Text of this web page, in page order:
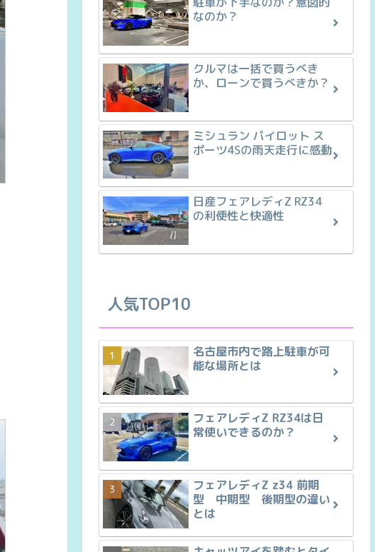
なのか？
クルマは一括で買うべき
か、ローンで買うべきか？
ミシュラン パイロット ス
ポーツ4Sの雨天走行に感動
日産フェアレディZ RZ34
の利便性と快適性
人気TOP10
名古屋市内で路上駐車が可
能な場所とは
フェアレディZ RZ34は日
常使いできるのか？
フェアレディZ z34 前期
型 中期型 後期型の違い
とは